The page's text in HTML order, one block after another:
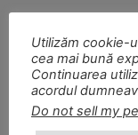
Știri
Baby Boom
deschide
între 2-5 aprilie
23/03/2026
Utilizăm cookie-
cea mai bună
Continuarea
acordul
Do not sell my